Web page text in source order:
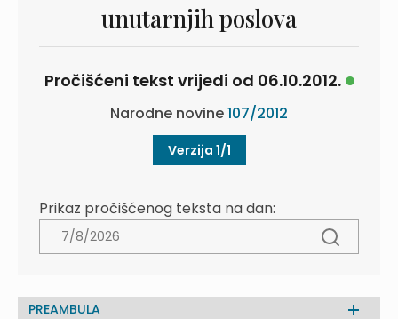
unutarnjih poslova
Pročišćeni tekst vrijedi od 06.10.2012.
Narodne novine107/2012
Verzija 1/1
Prikaz pročišćenog teksta na dan:
PREAMBULA